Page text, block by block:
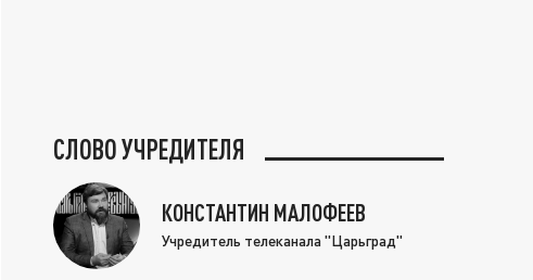
СЛОВО УЧРЕДИТЕЛЯ
КОНСТАНТИН МАЛОФЕЕВ
Учредитель телеканала "Царьград"